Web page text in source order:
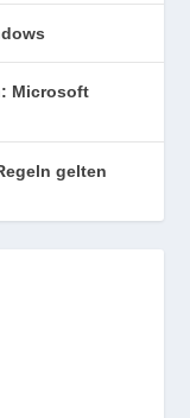
Microsoft
gelten